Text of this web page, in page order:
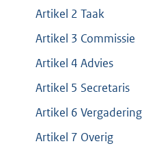
Artikel 2 Taak
Artikel 3 Commissie
Artikel 4 Advies
Artikel 5 Secretaris
Artikel 6 Vergadering
Artikel 7 Overig